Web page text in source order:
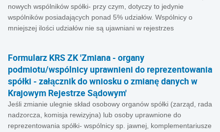
nowych wspólników spółki- przy czym, dotyczy to jedynie
wspólników posiadających ponad 5% udziałów. Wspólnicy o
mniejszej ilości udziałów nie są ujawniani w rejestrzes
Formularz KRS ZK 'Zmiana - organy
podmiotu/wspólnicy uprawnieni do reprezentowania
spółki - załącznik do wniosku o zmianę danych w
Krajowym Rejestrze Sądowym'
Jeśli zmianie ulegnie skład osobowy organów spółki (zarząd, rada
nadzorcza, komisja rewizyjna) lub osoby uprawnione do
reprezentowania spółki- wspólnicy sp. jawnej, komplementariusze